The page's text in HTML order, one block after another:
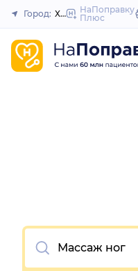
Город: ХабаровскНаПоправку
Плюс
Очистить